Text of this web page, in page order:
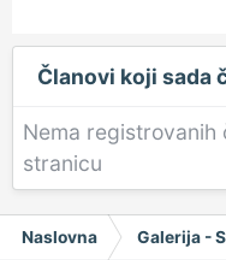
Članovi koji sada
Nema registrovanih
stranicu
Naslovna Galerija -